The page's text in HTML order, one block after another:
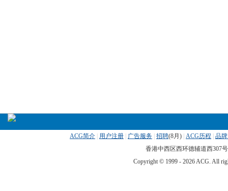
ACG简介 用户注册 广告服务 招聘(8月) ACG历程
品
香港中西区西环德辅道西307
Copyright © 1999 - 2026 ACG. All